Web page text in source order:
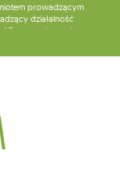
prowadzącym
działalność
Baran wpisaną do
adres
ul. Starowiejska
przechowywane do
danych osobowych,
wniesienia
prawo do